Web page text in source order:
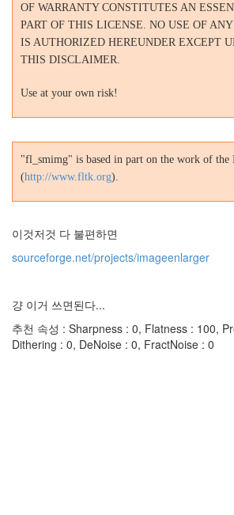
OF WARRANTY CONSTITUTES AN
PART OF THIS LICENSE. NO USE OF
IS AUTHORIZED HEREUNDER EXCEPT
THIS DISCLAIMER.
Use at your own risk!
"fl_smimg" is based in part on the work of
(http://www.fltk.org).
이것저것 다 불편하면
sourceforge.net/projects/imageenlarger
걍 이거 쓰면된다...
추천 속성 : Sharpness : 0, Flatness : 100,
Dithering : 0, DeNoise : 0, FractNoise : 0